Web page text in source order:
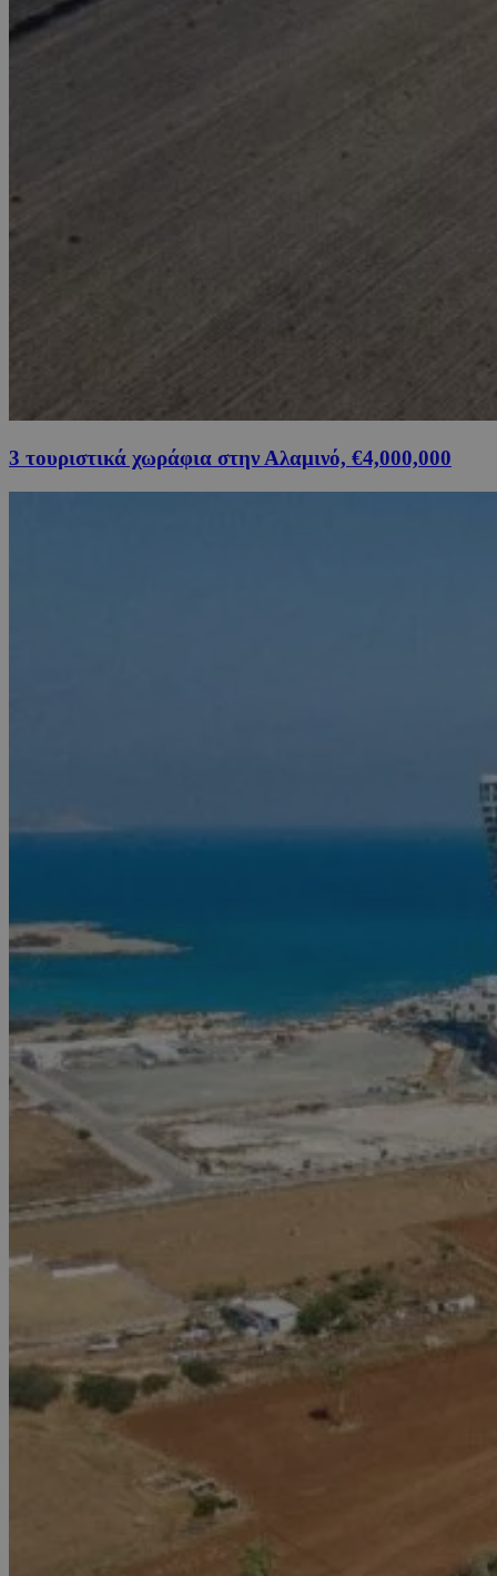
3 τουριστικά χωράφια στην Αλαμινό, €4,000,000